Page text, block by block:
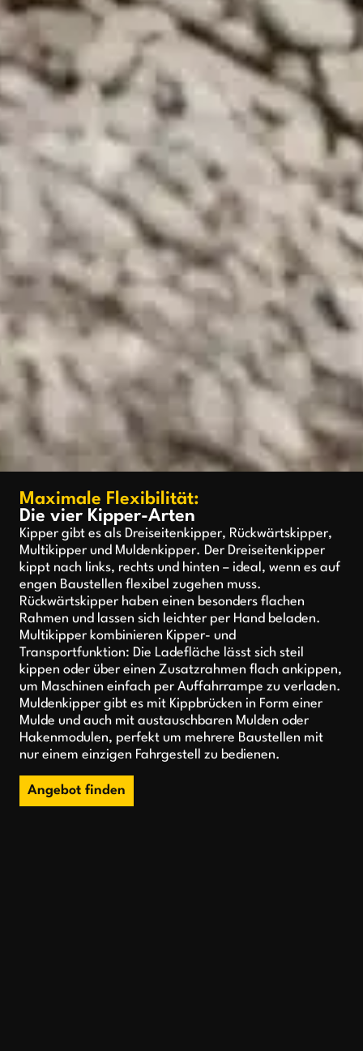
Maximale Flexibilität:
Die vier Kipper-Arten
Kipper gibt es als Dreiseitenkipper, Rückwärtskipper,
Multikipper und Muldenkipper. Der Dreiseitenkipper
kippt nach links, rechts und hinten – ideal, wenn es auf
engen Baustellen flexibel zugehen muss.
Rückwärtskipper haben einen besonders flachen
Rahmen und lassen sich leichter per Hand beladen.
Multikipper kombinieren Kipper- und
Transportfunktion: Die Ladefläche lässt sich steil
kippen oder über einen Zusatzrahmen flach ankippen,
um Maschinen einfach per Auffahrrampe zu verladen.
Muldenkipper gibt es mit Kippbrücken in Form einer
Mulde und auch mit austauschbaren Mulden oder
Hakenmodulen, perfekt um mehrere Baustellen mit
nur einem einzigen Fahrgestell zu bedienen.
Angebot finden